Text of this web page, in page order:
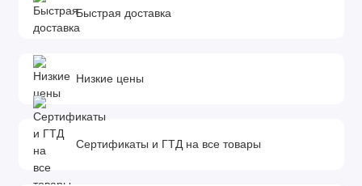
Быстрая доставка
Низкие цены
Сертификаты и ГТД на все товары